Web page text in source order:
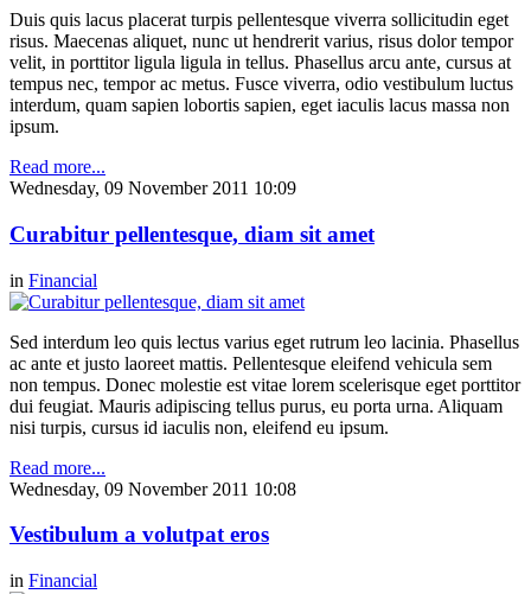
Duis quis lacus placerat turpis pellentesque viverra sollicitudin eget
risus. Maecenas aliquet, nunc ut hendrerit varius, risus dolor tempor
velit, in porttitor ligula ligula in tellus. Phasellus arcu ante, cursus at
tempus nec, tempor ac metus. Fusce viverra, odio vestibulum luctus
interdum, quam sapien lobortis sapien, eget iaculis lacus massa non
ipsum.
Read more...
Wednesday, 09 November 2011 10:09
Curabitur pellentesque, diam sit amet
in Financial
Sed interdum leo quis lectus varius eget rutrum leo lacinia. Phasellus
ac ante et justo laoreet mattis. Pellentesque eleifend vehicula sem
non tempus. Donec molestie est vitae lorem scelerisque eget porttitor
dui feugiat. Mauris adipiscing tellus purus, eu porta urna. Aliquam
nisi turpis, cursus id iaculis non, eleifend eu ipsum.
Read more...
Wednesday, 09 November 2011 10:08
Vestibulum a volutpat eros
in Financial